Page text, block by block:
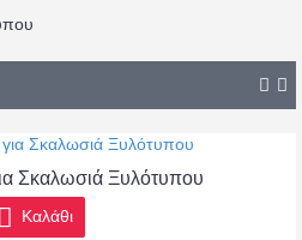
Σκαλωσιά Ξυλότυπου
Καλάθι